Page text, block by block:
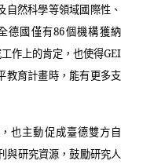
自然科學等領域國際性、
德國僅有86個機構獲納
作上的肯定，也使得GEI
教育計畫時，能有更多支
也主動促成臺德雙方自
與研究資源，鼓勵研究人